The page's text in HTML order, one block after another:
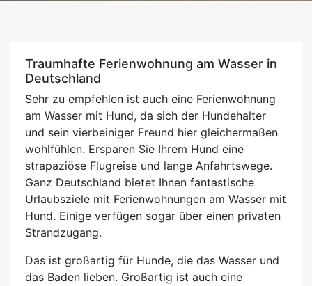
Traumhafte Ferienwohnung am Wasser in
Deutschland
Sehr zu empfehlen ist auch eine Ferienwohnung
am Wasser mit Hund, da sich der Hundehalter
und sein vierbeiniger Freund hier gleichermaßen
wohlfühlen. Ersparen Sie Ihrem Hund eine
strapaziöse Flugreise und lange Anfahrtswege.
Ganz Deutschland bietet Ihnen fantastische
Urlaubsziele mit Ferienwohnungen am Wasser mit
Hund. Einige verfügen sogar über einen privaten
Strandzugang.
Das ist großartig für Hunde, die das Wasser und
das Baden lieben. Großartig ist auch eine